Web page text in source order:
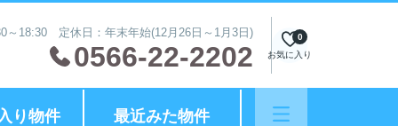
～18:30 定休日：年末年始(12月26日～1月3日)
0566-22-2202 お気に入り
0
り物件 最近みた物件